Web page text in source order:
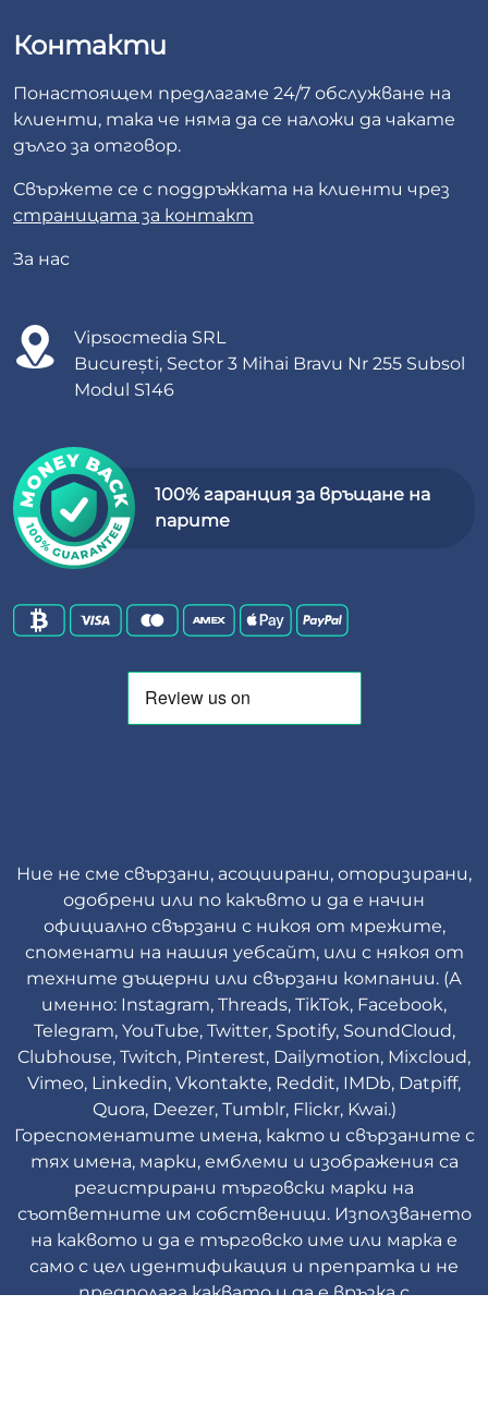
Контакти
Понастоящем предлагаме 24/7 обслужване на
клиенти, така че няма да се наложи да чакате
дълго за отговор.
Свържете се с поддръжката на клиенти чрез
страницата за контакт
За нас
Vipsocmedia SRL
București, Sector 3 Mihai Bravu Nr 255 Subsol
Modul S146
100% гаранция за връщане на
парите
Ние не сме свързани, асоциирани, оторизирани,
одобрени или по какъвто и да е начин
официално свързани с никоя от мрежите,
споменати на нашия уебсайт, или с някоя от
техните дъщерни или свързани компании. (А
именно: Instagram, Threads, TikTok, Facebook,
Telegram, YouTube, Twitter, Spotify, SoundCloud,
Clubhouse, Twitch, Pinterest, Dailymotion, Mixcloud,
Vimeo, Linkedin, Vkontakte, Reddit, IMDb, Datpiff,
Quora, Deezer, Tumblr, Flickr, Kwai.)
Гореспоменатите имена, както и свързаните с
тях имена, марки, емблеми и изображения са
регистрирани търговски марки на
съответните им собственици. Използването
на каквото и да е търговско име или марка е
само с цел идентификация и препратка и не
предполага каквато и да е връзка с